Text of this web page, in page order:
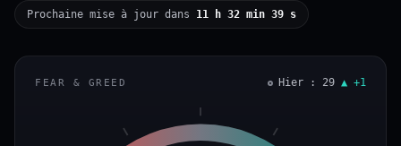
Prochaine mise à jour dans 11 h 32 min 38 s
FEAR & GREED Hier : 29 ▲ +1